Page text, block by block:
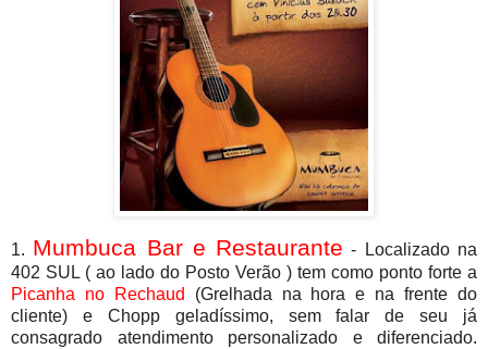
1. Mumbuca Bar e Restaurante - Localizado na
402 SUL ( ao lado do Posto Verão ) tem como ponto forte a
Picanha no Rechaud (Grelhada na hora e na frente do
cliente) e Chopp geladíssimo, sem falar de seu já
consagrado atendimento personalizado e diferenciado.